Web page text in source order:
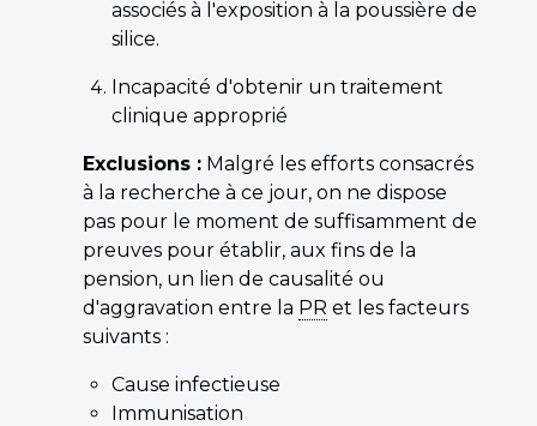
associés à l'exposition à la poussière de
silice.
Incapacité d'obtenir un traitement
clinique approprié
Exclusions : Malgré les efforts consacrés
à la recherche à ce jour, on ne dispose
pas pour le moment de suffisamment de
preuves pour établir, aux fins de la
pension, un lien de causalité ou
d'aggravation entre la PR et les facteurs
suivants :
Cause infectieuse
Immunisation